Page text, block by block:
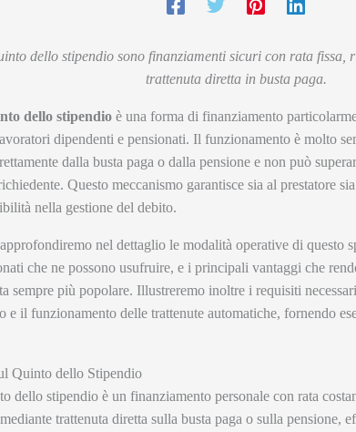
dello stipendio sono finanziamenti sicuri con rata fissa,
trattenuta diretta in busta paga.
dello stipendio è una forma di finanziamento
dipendenti e pensionati. Il funzionamento è molto
dalla busta paga o dalla pensione e non può
Questo meccanismo garantisce sia al prestatore
nella gestione del debito.
nel dettaglio le modalità operative di questo
che ne possono usufruire, e i principali vantaggi che
sempre più popolare. Illustreremo inoltre i requisiti
e il funzionamento delle trattenute automatiche, fornendo
Quinto dello Stipendio
dello stipendio è un finanziamento personale con rata
trattenuta diretta sulla busta paga o sulla pensione,